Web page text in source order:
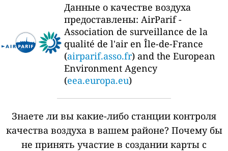
Данные о качестве воздуха
предоставлены: AirParif -
Association de surveillance de la
qualité de l'air en Île-de-France
(airparif.asso.fr) and the European
Environment Agency
(eea.europa.eu)
Знаете ли вы какие-либо станции контроля
качества воздуха в вашем районе? Почему бы
не принять участие в создании карты с